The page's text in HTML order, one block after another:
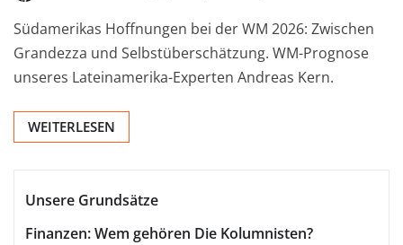
Südamerikas Hoffnungen bei der WM 2026: Zwischen
Grandezza und Selbstüberschätzung. WM-Prognose
unseres Lateinamerika-Experten Andreas Kern.
WEITERLESEN
Unsere Grundsätze
Finanzen: Wem gehören Die Kolumnisten?